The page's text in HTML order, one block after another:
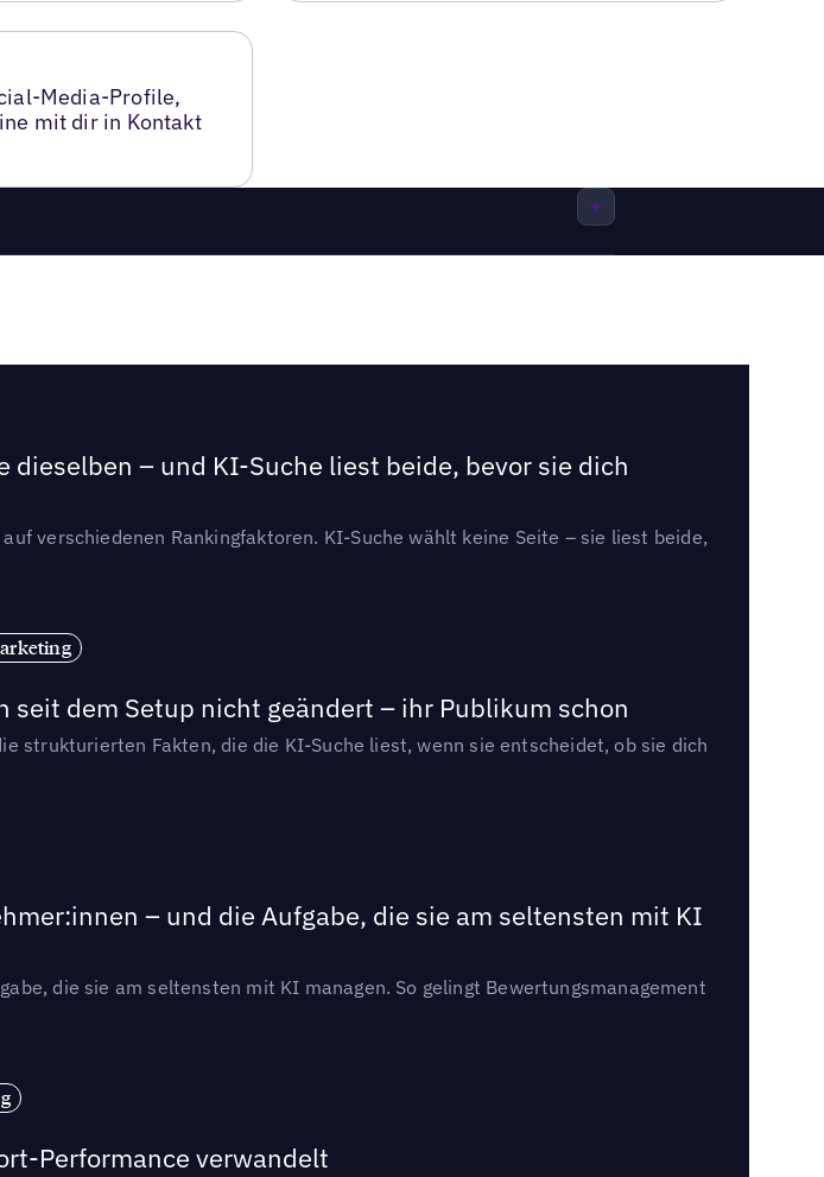
Media-Profile,
mit dir in Kontakt
dieselben – und KI-Suche liest beide, bevor sie dich
verschiedenen Rankingfaktoren. KI-Suche wählt keine Seite – sie liest beide,
dem Setup nicht geändert – ihr Publikum schon
strukturierten Fakten, die die KI-Suche liest, wenn sie entscheidet, ob sie dich
– und die Aufgabe, die sie am seltensten mit KI
die sie am seltensten mit KI managen. So gelingt Bewertungsmanagement
Performance verwandelt